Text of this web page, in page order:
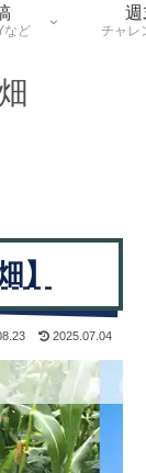
など
週
チャレ
】
2025.07.04